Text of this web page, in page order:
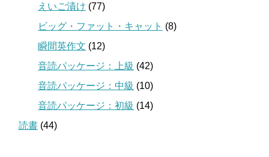
えいご漬け (77)
ビッグ・ファット・キャット (8)
瞬間英作文 (12)
音読パッケージ：上級 (42)
音読パッケージ：中級 (10)
音読パッケージ：初級 (14)
読書 (44)